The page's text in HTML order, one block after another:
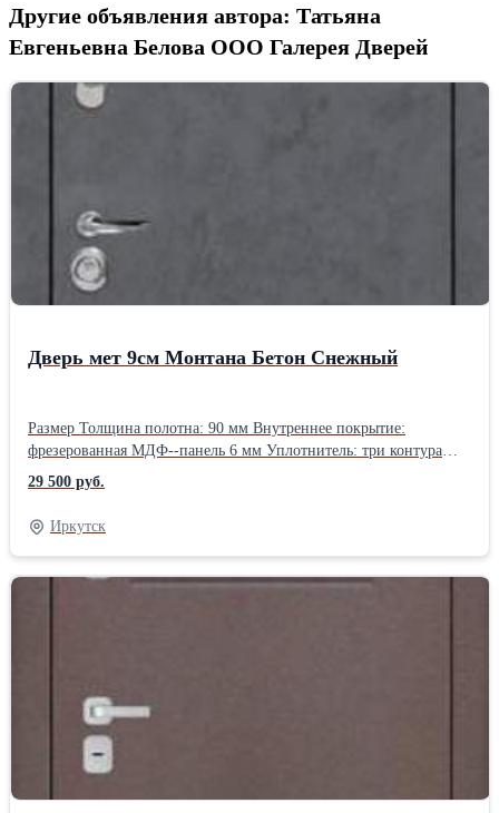
Другие объявления автора: Татьяна
Евгеньевна Белова ООО Галерея Дверей
Дверь мет 9см Монтана Бетон Снежный
Размер Толщина полотна: 90 мм Внутреннее покрытие:
фрезерованная МДФ--панель 6 мм Уплотнитель: три контура
уплотнения Покрытие: гладкая МДФ- панель 12 мм Наполнение:
пенополистирол 2 петли, открывание 180Производитель:
Феррони Месторасположение: Входные Общее предназначение:
Теплозвукоизоляционные Способ открывания: Распашные Тип
открывания двери: Механический Материал: Металл Заполнение
дверного полотна: Глухие Ширина двери: 960860 мм Высота
29 500 руб.
Иркутск